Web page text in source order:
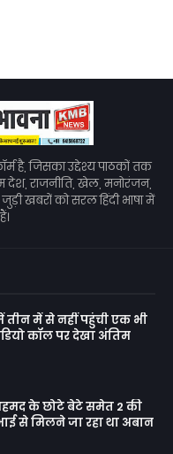
है, जिसका उद्देश्य पाठकों तक
देश, राजनीति, खेल, मनोरंजन,
खबरों को सरल हिंदी भाषा में
तीन में से नहीं पहुंची एक भी
कॉल पर देखा अंतिम
के छोटे बेटे समेत 2 की
से मिलने जा रहा था अबान